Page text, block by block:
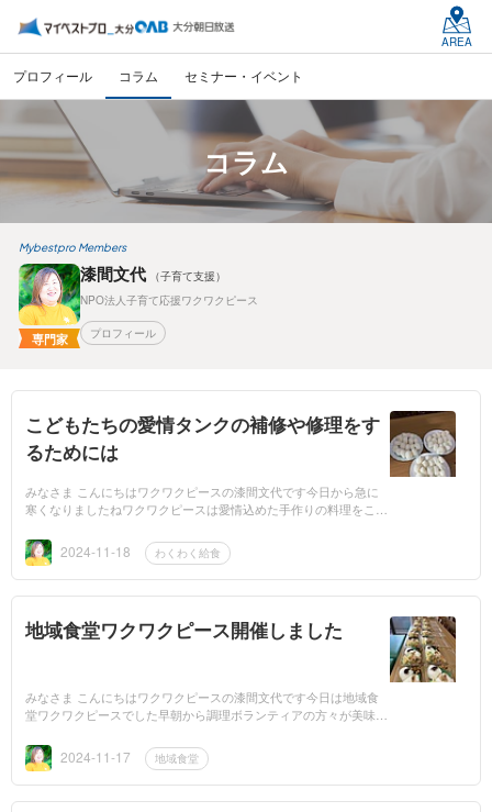
AREA
プロフィール コラム セミナー・イベント
コラム
Mybestpro Members
専門家
漆間文代
（子育て支援）
NPO法人子育て応援ワクワクピース
プロフィール
こどもたちの愛情タンクの補修や修理をす
るためには
みなさま こんにちはワクワクピースの漆間文代です今日から急に
寒くなりましたねワクワクピースは愛情込めた手作りの料理をこど
り...
2024-11-18 わくわく給食
地域食堂ワクワクピース開催しました
みなさま こんにちはワクワクピースの漆間文代です今日は地域食
堂ワクワクピースでした早朝から調理ボランティアの方々が美味し
くさん...2024-11-17 地域食堂